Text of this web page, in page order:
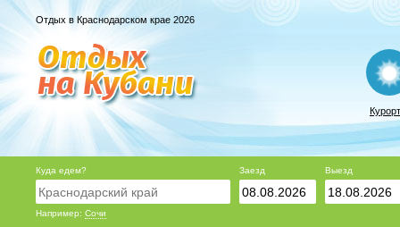
Отдых в Краснодарском крае 2026
Куда едем?
Например: Сочи
Заезд Выезд